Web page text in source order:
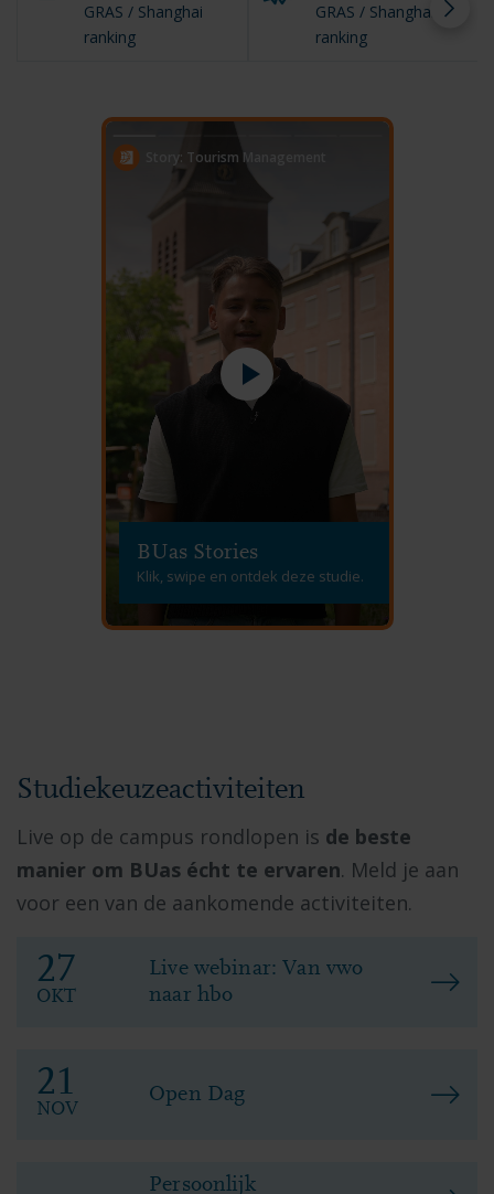
GRAS / Shanghai
ranking
GRAS / Shanghai
ranking
Story: Tourism Management
BUas Stories
Klik, swipe en ontdek deze studie.
Studiekeuzeactiviteiten
Live op de campus rondlopen is de beste
manier om BUas écht te ervaren. Meld je aan
voor een van de aankomende activiteiten.
27
OKT
Live webinar: Van vwo
naar hbo
21
NOV
Open Dag
Persoonlijk